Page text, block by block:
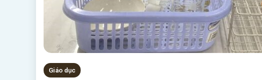
Giáo dục